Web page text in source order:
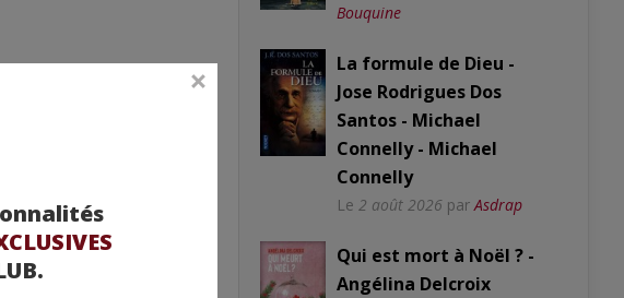
Bouquine
La formule de Dieu -
Jose Rodrigues Dos
Santos - Michael
Connelly - Michael
Connelly
Le 2 août 2026 par Asdrap
Qui est mort à Noël ? -
Angélina Delcroix